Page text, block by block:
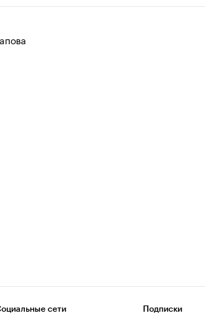
сети Подписки